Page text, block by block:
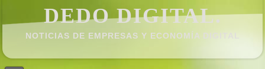
DEDO DIGITAL.
NOTICIAS DE EMPRESAS Y ECONOMÍ­A DIGITAL